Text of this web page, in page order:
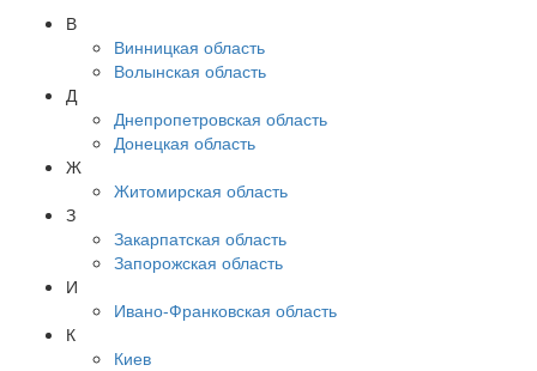
В
Винницкая область
Волынская область
Д
Днепропетровская область
Донецкая область
Ж
Житомирская область
З
Закарпатская область
Запорожская область
И
Ивано-Франковская область
К
Киев